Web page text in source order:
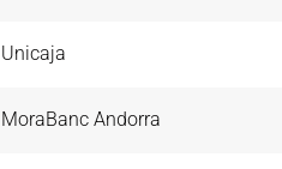
Unicaja
MoraBanc Andorra